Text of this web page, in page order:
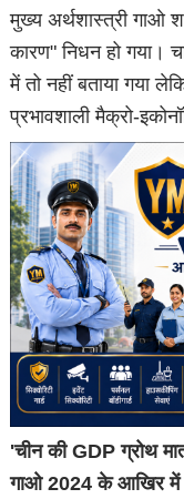
मुख्य अर्थशास्त्री गाओ
कारण" निधन हो गया।
में तो नहीं बताया गया
प्रभावशाली मैक्रो-
'चीन की GDP ग्रोथ
गाओ 2024 के आखिर में